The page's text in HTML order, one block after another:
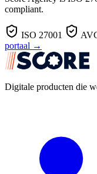
compliant.
ISO 27001
portaal →
Digitale producten die